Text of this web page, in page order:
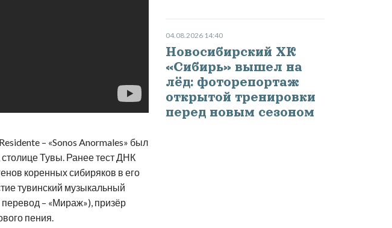
– «Sonos Anormales» был
Тувы. Ранее тест ДНК
коренных сибиряков в его
тувинский музыкальный
перевод – «Мираж»), призёр
пения.
04.08.2026 14:40
Новосибирский ХК
«Сибирь» вышел на
лёд: фоторепортаж
открытой тренировки
перед новым сезоном